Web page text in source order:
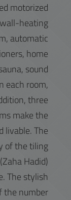
motorized
heating
automatic
home
sound
each room,
three
make the
livable. The
of the tiling
Hadid)
The stylish
the number